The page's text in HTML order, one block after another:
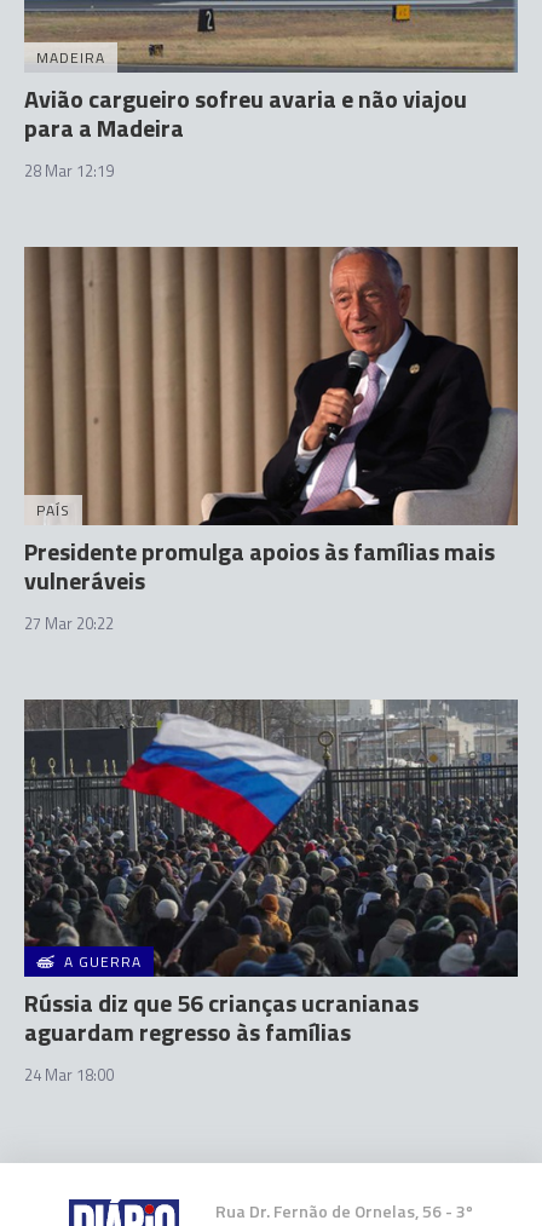
MADEIRA
Avião cargueiro sofreu avaria e não viajou
para a Madeira
28 Mar 12:19
PAÍS
Presidente promulga apoios às famílias mais
vulneráveis
27 Mar 20:22
A GUERRA
Rússia diz que 56 crianças ucranianas
aguardam regresso às famílias
24 Mar 18:00
Rua Dr. Fernão de Ornelas, 56 - 3º